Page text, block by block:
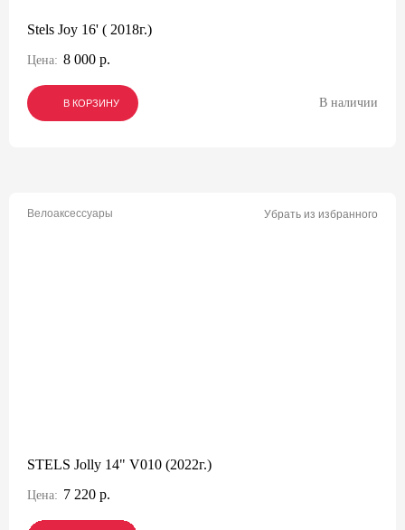
Stels Joy 16' ( 2018г.)
Цена: 8 000 р.
В КОРЗИНУ
В КОРЗИНУ
В КОРЗИНУ В наличии
Велоаксессуары Убрать из избранного
STELS Jolly 14" V010 (2022г.)
Цена: 7 220 р.